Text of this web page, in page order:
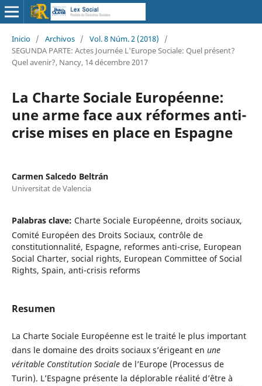
Inicio / Archivos / Vol. 8 Núm. 2 (2018)
/
SEGUNDA PARTE: Actes Journée L'Europe Sociale: Quel présent?
Quel avenir?, Nancy, 14 décembre 2017
La Charte Sociale Européenne:
une arme face aux réformes anti-
crise mises en place en Espagne
Carmen Salcedo Beltrán
Universitat de Valencia
Palabras clave: Charte Sociale Européenne, droits sociaux,
Comité Européen des Droits Sociaux, contrôle de
constitutionnalité, Espagne, reformes anti-crise, European
Social Charter, social rights, European Committee of Social
Rights, Spain, anti-crisis reforms
Resumen
La Charte Sociale Européenne est le traité le plus important
dans le domaine des droits sociaux s’érigeant en une
véritable Constitution Socialede l’Europe (Processus de
Turin). L’Espagne présente la déplorable réalité d’être à